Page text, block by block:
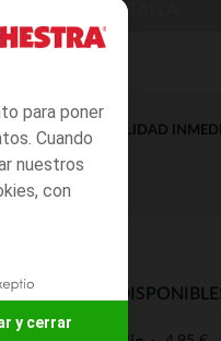
para poner
Cuando
nuestros
con
y cerrar
ELIGE UNA TALLA
DISPONIBILIDAD
DE ENVÍO